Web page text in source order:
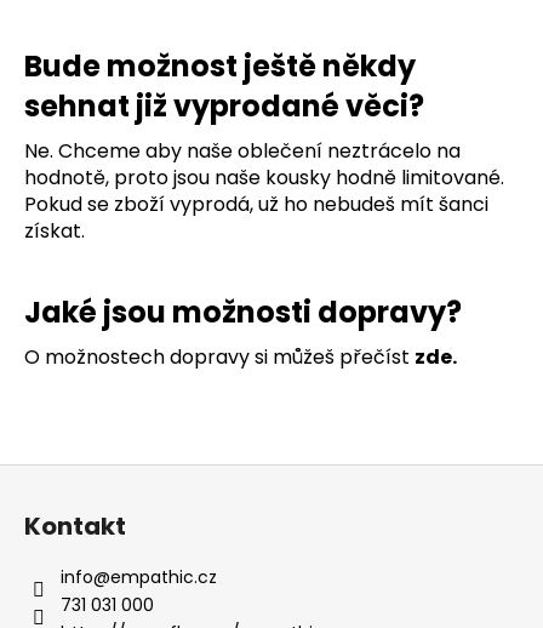
Bude možnost ještě někdy
sehnat již vyprodané věci?
Ne. Chceme aby naše oblečení neztrácelo na
hodnotě, proto jsou naše kousky hodně limitované.
Pokud se zboží vyprodá, už ho nebudeš mít šanci
získat.
Jaké jsou možnosti dopravy?
O možnostech dopravy si můžeš přečíst zde.
Z
Kontakt
info@empathic.cz
731 031 000